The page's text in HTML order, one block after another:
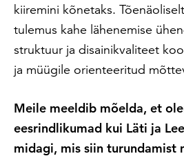
kiiremini kõnetaks.
tulemus kahe lähenemise
struktuur ja disainikvaliteet
ja müügile orienteeritud
Meile meeldib mõelda, et
eesrindlikumad kui Läti ja
midagi, mis siin turundamist